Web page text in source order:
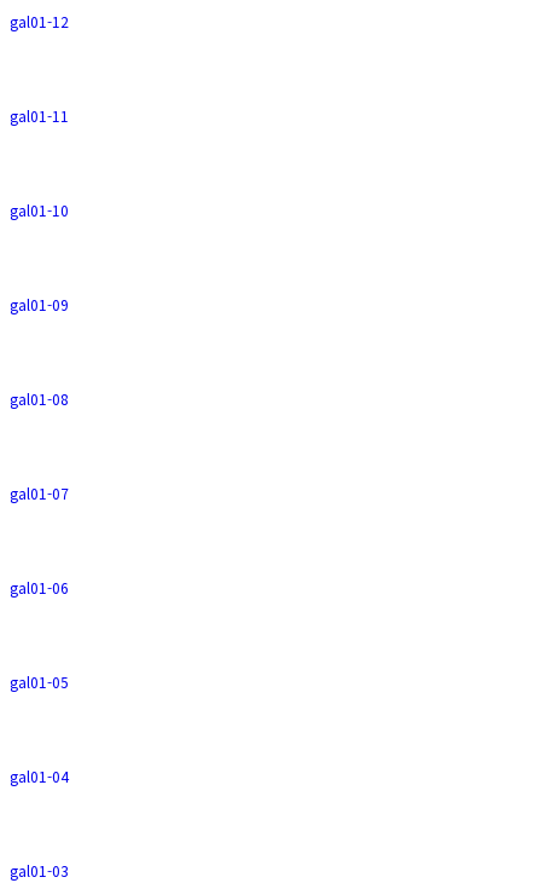
gal01-12
gal01-11
gal01-10
gal01-09
gal01-08
gal01-07
gal01-06
gal01-05
gal01-04
gal01-03